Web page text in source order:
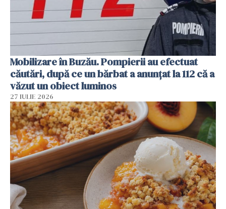
Mobilizare în Buzău. Pompierii au efectuat
căutări, după ce un bărbat a anunțat la 112 că a
văzut un obiect luminos
27 IULIE 2026